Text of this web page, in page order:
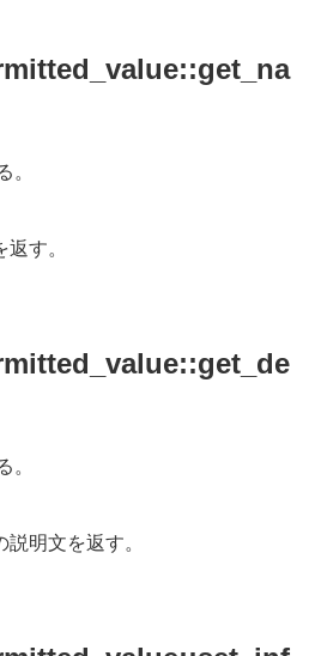
。
す。
。
明文を返す。